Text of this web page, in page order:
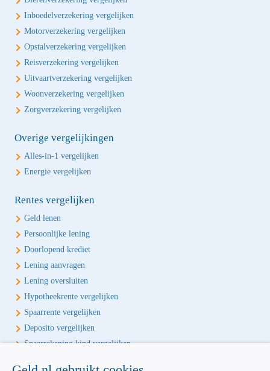
Inboedelverzekering vergelijken
Motorverzekering vergelijken
Opstalverzekering vergelijken
Reisverzekering vergelijken
Uitvaartverzekering vergelijken
Woonverzekering vergelijken
Zorgverzekering vergelijken
Overige vergelijkingen
Alles-in-1 vergelijken
Energie vergelijken
Rentes vergelijken
Geld lenen
Persoonlijke lening
Doorlopend krediet
Lening aanvragen
Lening oversluiten
Hypotheekrente vergelijken
Spaarrente vergelijken
Deposito vergelijken
Spaarrekening kind vergelijken